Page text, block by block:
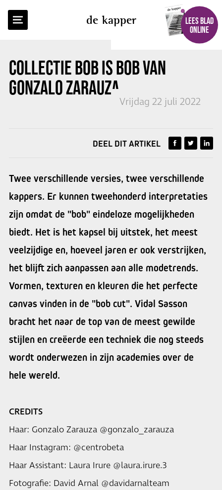
de kapper
LEES BLAD
ONLINE
COLLECTIE BOB IS BOB VAN
GONZALO ZARAUZA
Vrijdag 22 juli 2022
TERUG NAAR OVERZICHT
DEEL DIT ARTIKEL
Twee verschillende versies, twee verschillende
kappers. Er kunnen tweehonderd interpretaties
zijn omdat de "bob" eindeloze mogelijkheden
biedt. Het is het kapsel bij uitstek, het meest
veelzijdige en, hoeveel jaren er ook verstrijken,
het blijft zich aanpassen aan alle modetrends.
Vormen, texturen en kleuren die het perfecte
canvas vinden in de "bob cut". Vidal Sasson
bracht het naar de top van de meest gewilde
stijlen en creëerde een techniek die nog steeds
wordt onderwezen in zijn academies over de
hele wereld.
CREDITS
Haar: Gonzalo Zarauza @gonzalo_zarauza
Haar Instagram: @centrobeta
Haar Assistant: Laura Irure @laura.irure.3
Fotografie: David Arnal @davidarnalteam